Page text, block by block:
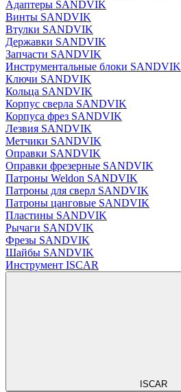
Адаптеры SANDVIK
Винты SANDVIK
Втулки SANDVIK
Державки SANDVIK
Запчасти SANDVIK
Инструментальные блоки SANDVIK
Ключи SANDVIK
Кольца SANDVIK
Корпус сверла SANDVIK
Корпуса фрез SANDVIK
Лезвия SANDVIK
Метчики SANDVIK
Оправки SANDVIK
Оправки фрезерные SANDVIK
Патроны Weldon SANDVIK
Патроны для сверл SANDVIK
Патроны цанговые SANDVIK
Пластины SANDVIK
Рычаги SANDVIK
Фрезы SANDVIK
Шайбы SANDVIK
Инструмент ISCAR
ISCAR